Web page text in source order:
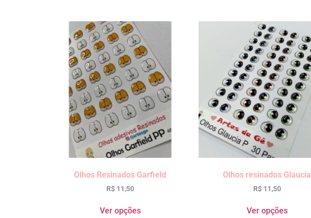
Olhos Resinados Garfield
R$11,50
Ver opções
Olhos resinados Glaucia
R$11,50
Ver opções